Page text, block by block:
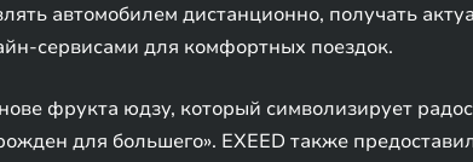
автомобилем дистанционно, получать
сервисами для комфортных поездок.
фрукта юдзу, который символизирует
для большего». EXEED также